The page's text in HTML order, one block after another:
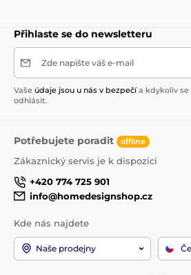
Přihlaste se do newsletteru
Zde napište váš e-mail
Vaše údaje jsou u nás v bezpečí a kdykoliv
odhlásit.
Potřebujete poradit offline
Zákaznický servis je k dispozici
+420 774 725 901
info@homedesignshop.cz
Kde nás najdete
Naše prodejny